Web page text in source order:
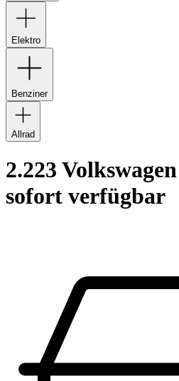
Elektro
Benziner
Allrad
2.223
sofort verfügbar